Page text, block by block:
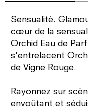
Sensualité.
cœur de la
Orchid Eau de
s'entrelacent
de Vigne Rouge.
Rayonnez sur
envoûtant et